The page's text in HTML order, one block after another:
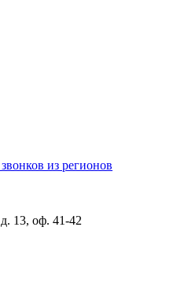
из регионов
13, оф. 41-42